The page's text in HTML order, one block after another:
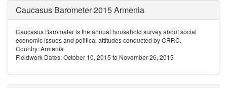
Caucasus Barometer 2015 Armenia
Caucasus Barometer is the annual household survey about social
economic issues and political attitudes conducted by CRRC.
Country: Armenia
Fieldwork Dates: October 10, 2015 to November 26, 2015